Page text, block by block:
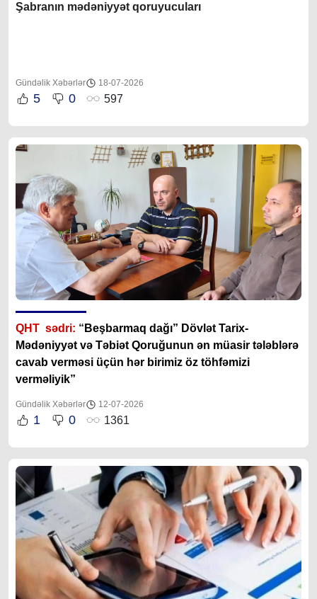
Şabranın mədəniyyət qoruyucuları
Gündəlik Xəbərlər 18-07-2026
5 0 597
QHT sədri: “ Beşbarmaq dağı” Dövlət Tarix-
Mədəniyyət və Təbiət Qoruğunun ən müasir tələblərə
cavab verməsi üçün hər birimiz öz töhfəmizi
verməliyik”
Gündəlik Xəbərlər 12-07-2026
1 0 1361